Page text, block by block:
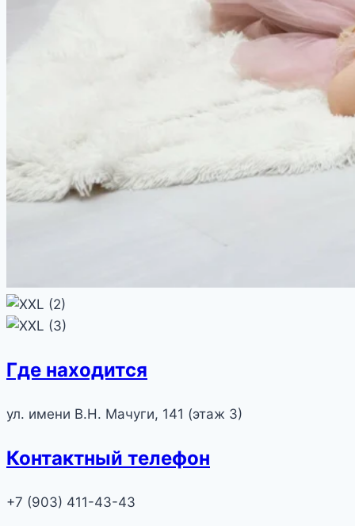
Где находится
ул. имени В.Н. Мачуги, 141 (этаж 3)
Контактный телефон
+7 (903) 411-43-43